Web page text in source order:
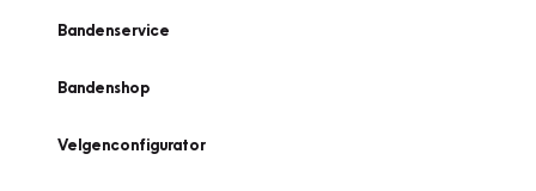
Bandenservice
Bandenshop
Velgenconfigurator